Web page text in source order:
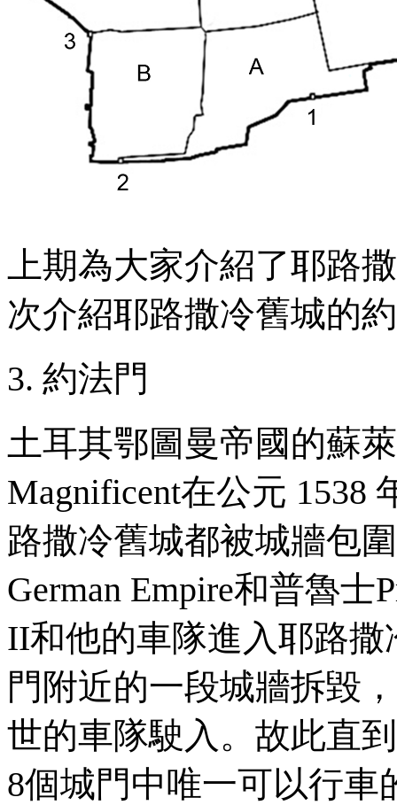
上期為大家介紹了耶路
次介紹耶路撒冷舊城的
3. 約法門
土耳其鄂圖曼帝國的蘇
Magnificent在公元 1538
路撒冷舊城都被城牆包
German Empire和普魯士
II和他的車隊進入耶路
門附近的一段城牆拆毀
世的車隊駛入。故此直
8個城門中唯一可以行車